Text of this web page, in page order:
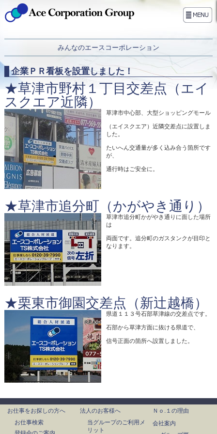
みんなのエースコーポレーション
企業ＰＲ看板を設置しました！
★草津市野村１丁目交差点（エイ
スクエア近隣）
草津市中心部、大型ショッピングモール
（エイスクエア）近隣交差点に設置しま
した。
たいへん交通量が多く込み合う箇所です
が、
通行時はご安全に。
★草津市追分町（かがやき通り）
草津市追分町かがやき通りに面した場所
は
両面です。追分町のガスタンクが目印と
なります。
★栗東市御園交差点（新辻越橋）
県道１１３号石部草津線の交差点です。
石部から草津方面に抜ける県道で、
信号正面の箇所へ設置しました。
お仕事をお探しの方へ
お仕事検索
法人のお客様へ
当グループのご利用メ
リット
Ｎｏ.１の理由
会社案内